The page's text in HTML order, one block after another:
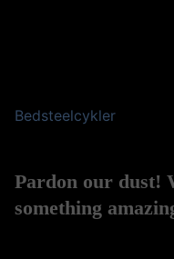
Bedsteelcykler
Pardon our dust!
something